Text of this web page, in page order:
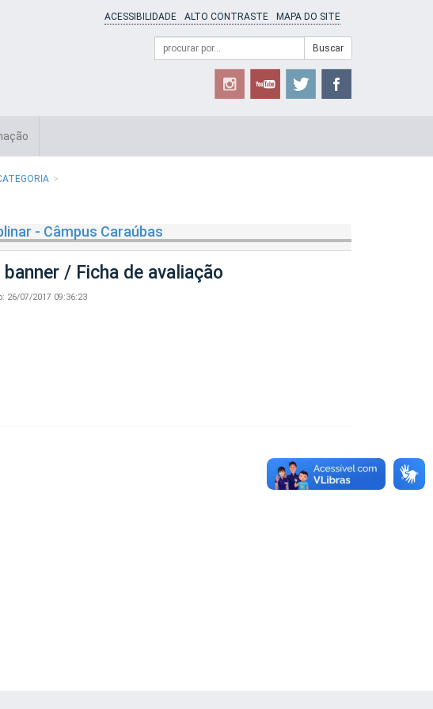
ACESSIBILIDADE ALTO CONTRASTE MAPA DO SITE
Formulário
Campo
de
Buscar
- Câmpus Caraúbas
/ Ficha de avaliação
26/07/2017 09:36:23